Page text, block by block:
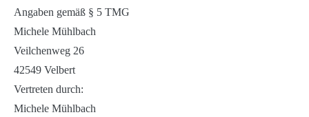
Angaben gemäß § 5 TMG
Michele Mühlbach
Veilchenweg 26
42549 Velbert
Vertreten durch:
Michele Mühlbach